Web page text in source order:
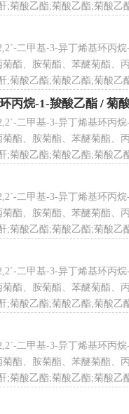
;菊酸乙酯;菊酸乙酯;菊酸乙
酸乙酯;菊酸乙酯;菊酸乙酯;
二甲基-3-异丁烯基环丙
酯、胺菊酯、苯醚菊酯、
;菊酸乙酯;菊酸乙酯;菊酸乙
酸乙酯;菊酸乙酯;菊酸乙酯;
丙烷-1-羧酸乙酯 / 菊
二甲基-3-异丁烯基环丙
酯、胺菊酯、苯醚菊酯、
;菊酸乙酯;菊酸乙酯;菊酸乙
酸乙酯;菊酸乙酯;菊酸乙酯;
二甲基-3-异丁烯基环丙
酯、胺菊酯、苯醚菊酯、
;菊酸乙酯;菊酸乙酯;菊酸乙
酸乙酯;菊酸乙酯;菊酸乙酯;
二甲基-3-异丁烯基环丙
酯、胺菊酯、苯醚菊酯、
;菊酸乙酯;菊酸乙酯;菊酸乙
酸乙酯;菊酸乙酯;菊酸乙酯;
二甲基-3-异丁烯基环丙
酯、胺菊酯、苯醚菊酯、
;菊酸乙酯;菊酸乙酯;菊酸乙
酸乙酯;菊酸乙酯;菊酸乙酯;